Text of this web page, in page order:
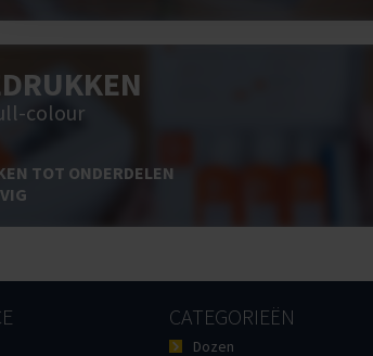
colour
TOT ONDERDELEN
CATEGORIEËN
Dozen